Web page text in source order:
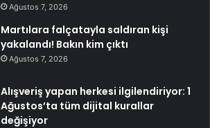
Ağustos 7, 2026
Martılara falçatayla saldıran kişi
yakalandı! Bakın kim çıktı
Ağustos 7, 2026
Alışveriş yapan herkesi ilgilendiriyor: 1
Ağustos’ta tüm dijital kurallar
değişiyor